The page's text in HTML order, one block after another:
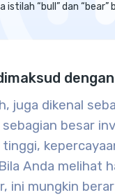
istilah “bull” dan “bear”
juga dikenal
sebagian besar
Anda melihat
ini mungkin